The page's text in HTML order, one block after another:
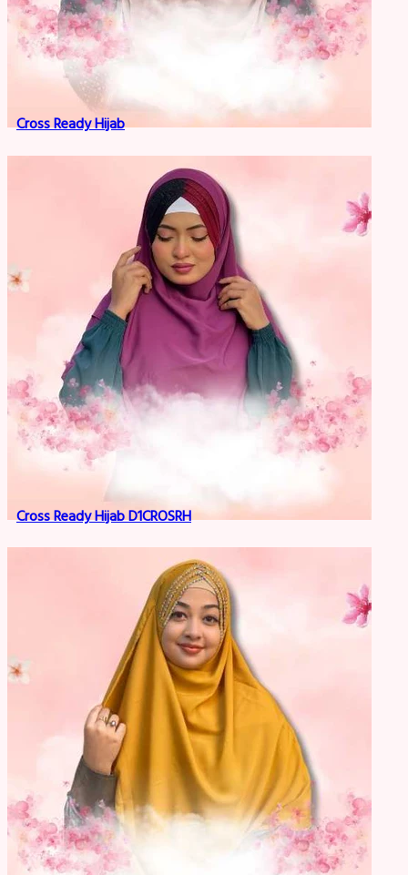
Cross Ready Hijab
Cross Ready Hijab D1CROSRH